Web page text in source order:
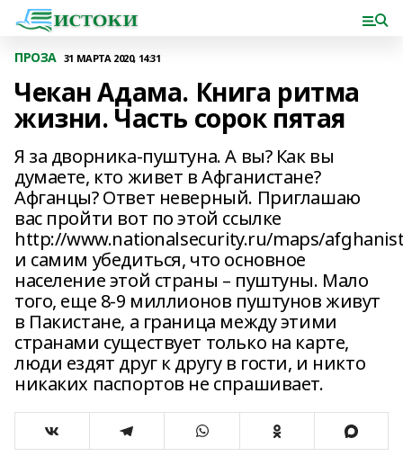
ПРОЗА 31 МАРТА 2020, 14:31
Чекан Адама. Книга ритма
жизни. Часть сорок пятая
Я за дворника-пуштуна. А вы? Как вы
думаете, кто живет в Афганистане?
Афганцы? Ответ неверный. Приглашаю
вас пройти вот по этой ссылке
http://www.nationalsecurity.ru/maps/
и самим убедиться, что основное
население этой страны – пуштуны. Мало
того, еще 8-9 миллионов пуштунов живут
в Пакистане, а граница между этими
странами существует только на карте,
люди ездят друг к другу в гости, и никто
никаких паспортов не спрашивает.